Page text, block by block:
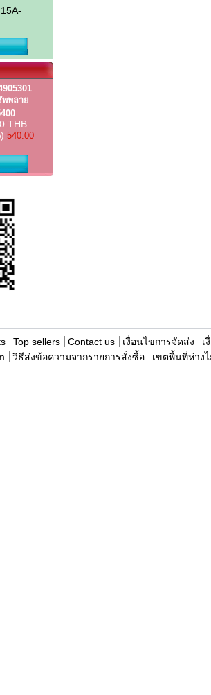
พลาย
THB
540.00
Top sellers Contact us เงื่อนไขการจัดส่ง
เ
วิธีส่งข้อความจากรายการสั่งซื้อ เขตพื้นที่ห่าง